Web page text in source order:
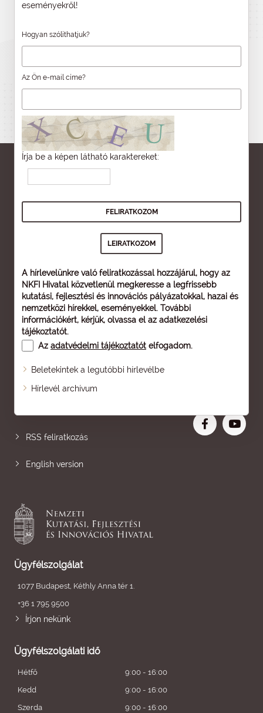
eseményekről!
Hogyan szólíthatjuk?
Az Ön e-mail címe?
Írja be a képen látható karaktereket:
A hírlevelünkre való feliratkozással hozzájárul, hogy az
NKFI Hivatal közvetlenül megkeresse a legfrissebb
kutatási, fejlesztési és innovációs pályázatokkal, hazai és
nemzetközi hírekkel, eseményekkel. További
információkért, kérjük, olvassa el az adatkezelési
tájékoztatót.
Az adatvédelmi tájékoztatót elfogadom.
Beletekintek a legutóbbi hírlevélbe
Hírlevél archívum
Oldaltérkép
RSS feliratkozás
English version
Ügyfélszolgálat
1077 Budapest, Kéthly Anna tér 1.
+36 1 795 9500
Írjon nekünk
Ügyfélszolgálati idő
Hétfő
9:00 - 16:00
Kedd
9:00 - 16:00
Szerda
9:00 - 16:00